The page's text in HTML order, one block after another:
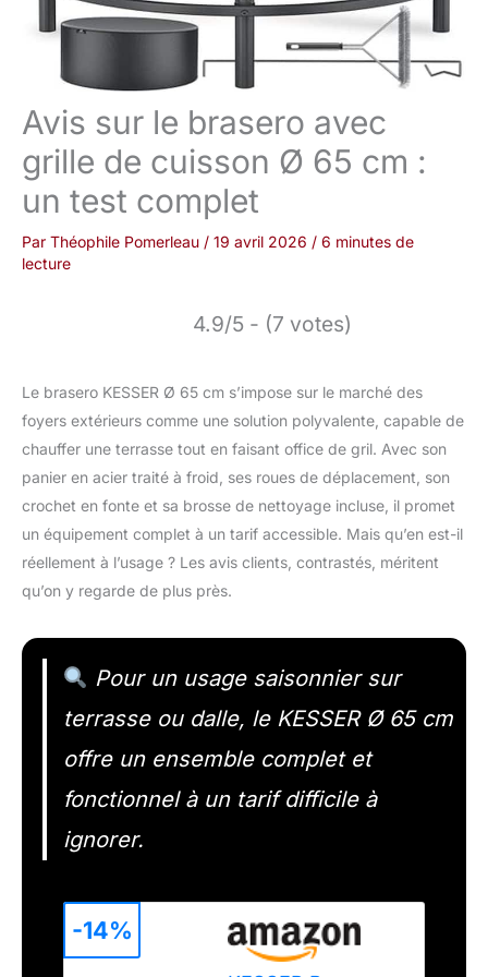
Avis sur le brasero avec
grille de cuisson Ø 65 cm :
un test complet
Par Théophile Pomerleau / 19 avril 2026 / 6 minutes de
lecture
4.9/5 - (7 votes)
Le brasero KESSER Ø 65 cm s’impose sur le marché des
foyers extérieurs comme une solution polyvalente, capable de
chauffer une terrasse tout en faisant office de gril. Avec son
panier en acier traité à froid, ses roues de déplacement, son
crochet en fonte et sa brosse de nettoyage incluse, il promet
un équipement complet à un tarif accessible. Mais qu’en est-il
réellement à l’usage ? Les avis clients, contrastés, méritent
qu’on y regarde de plus près.
Pour un usage saisonnier sur
terrasse ou dalle, le KESSER Ø 65 cm
offre un ensemble complet et
fonctionnel à un tarif difficile à
ignorer.
-14%